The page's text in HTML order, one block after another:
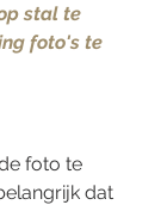
stal te
foto's te
foto te
dat